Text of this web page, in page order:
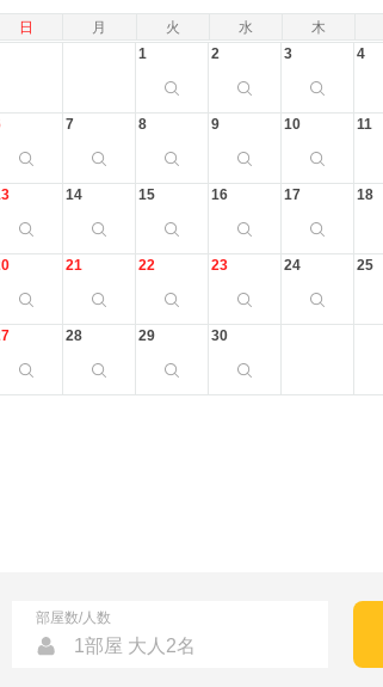
日 月 火 水 木
1 2 3 4
7 8 9 10 11
14 15 16 17 18
21 22 23 24 25
28 29 30
部屋数/人数
1部屋 大人2名